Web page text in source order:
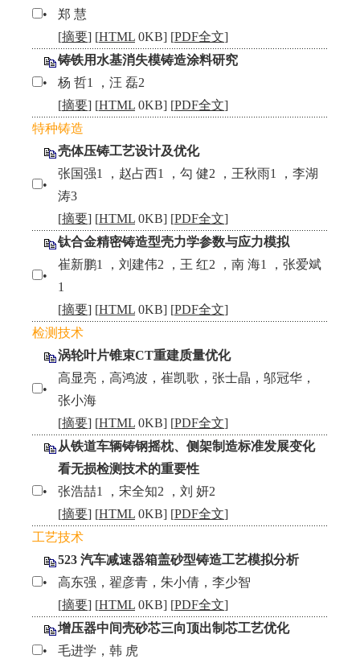
•
郑 慧
[摘要] [HTML 0KB] [PDF全文]
铸铁用水基消失模铸造涂料研究
•
杨 哲1 ，汪 磊2
[摘要] [HTML 0KB] [PDF全文]
特种铸造
壳体压铸工艺设计及优化
•
张国强1 ，赵占西1 ，勾 健2 ，王秋雨1 ，李湖
涛3
[摘要] [HTML 0KB] [PDF全文]
钛合金精密铸造型壳力学参数与应力模拟
•
崔新鹏1 ，刘建伟2 ，王 红2 ，南 海1 ，张爱斌
1
[摘要] [HTML 0KB] [PDF全文]
检测技术
涡轮叶片锥束CT重建质量优化
•
高显亮，高鸿波，崔凯歌，张士晶，邬冠华，
张小海
[摘要] [HTML 0KB] [PDF全文]
从铁道车辆铸钢摇枕、侧架制造标准发展变化
看无损检测技术的重要性
•
张浩喆1 ，宋全知2 ，刘 妍2
[摘要] [HTML 0KB] [PDF全文]
工艺技术
523 汽车减速器箱盖砂型铸造工艺模拟分析
•
高东强，翟彦青，朱小倩，李少智
[摘要] [HTML 0KB] [PDF全文]
增压器中间壳砂芯三向顶出制芯工艺优化
•
毛进学，韩 虎